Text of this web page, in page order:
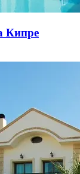
Кипре